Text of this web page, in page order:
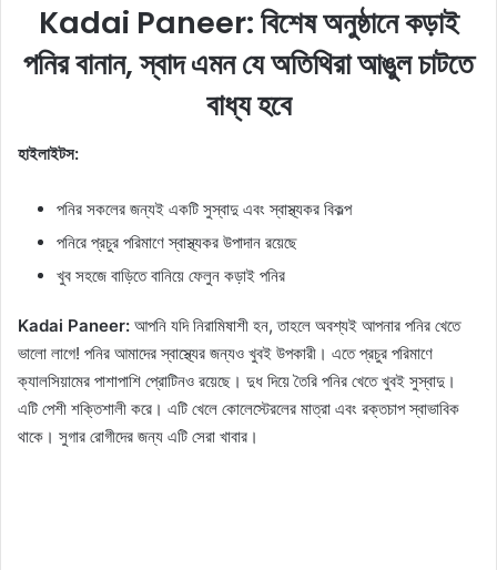
Kadai Paneer: বিশেষ অনুষ্ঠানে কড়াই
পনির বানান, স্বাদ এমন যে অতিথিরা আঙুল চাটতে
বাধ্য হবে
হাইলাইটস:
পনির সকলের জন্যই একটি সুস্বাদু এবং স্বাস্থ্যকর বিকল্প
পনিরে প্রচুর পরিমাণে স্বাস্থ্যকর উপাদান রয়েছে
খুব সহজে বাড়িতে বানিয়ে ফেলুন কড়াই পনির
Kadai Paneer: আপনি যদি নিরামিষাশী হন, তাহলে অবশ্যই আপনার পনির খেতে
ভালো লাগে! পনির আমাদের স্বাস্থ্যের জন্যও খুবই উপকারী। এতে প্রচুর পরিমাণে
ক্যালসিয়ামের পাশাপাশি প্রোটিনও রয়েছে। দুধ দিয়ে তৈরি পনির খেতে খুবই সুস্বাদু।
এটি পেশী শক্তিশালী করে। এটি খেলে কোলেস্টেরলের মাত্রা এবং রক্তচাপ স্বাভাবিক
থাকে। সুগার রোগীদের জন্য এটি সেরা খাবার।